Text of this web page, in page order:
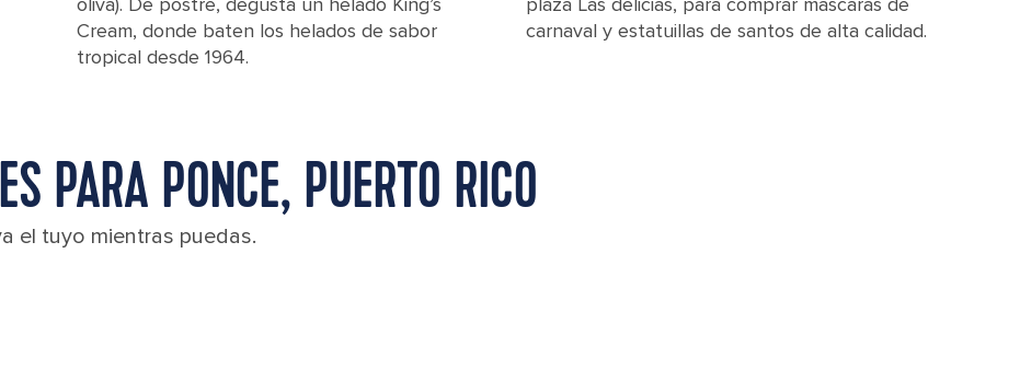
Cream, donde baten los helados de sabor
tropical desde 1964.
carnaval y estatuillas de santos de alta calidad.
PARA PONCE, PUERTO RICO
el tuyo mientras puedas.